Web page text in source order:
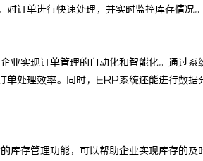
对订单进行快速处理，并实时监控库存情况
业实现订单管理的自动化和智能化。通过
单处理效率。同时，ERP系统还能进行数
库存管理功能，可以帮助企业实现库存的